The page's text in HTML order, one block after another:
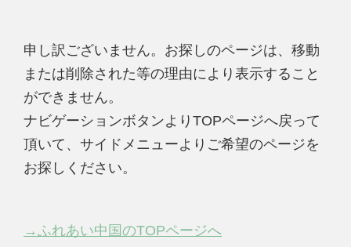
申し訳ございません。お探しのページは、移動
または削除された等の理由により表示すること
ができません。
ナビゲーションボタンよりTOPページへ戻って
頂いて、サイドメニューよりご希望のページを
お探しください。
→ふれあい中国のTOPページへ